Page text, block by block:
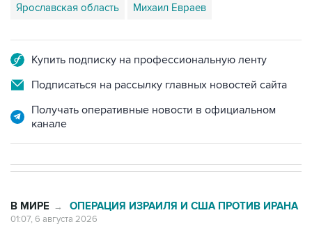
Ярославская область Михаил Евраев
Купить подписку на профессиональную ленту
Подписаться на рассылку главных новостей сайта
Получать оперативные новости в официальном
канале
В МИРЕ → ОПЕРАЦИЯ ИЗРАИЛЯ И США ПРОТИВ ИРАНА
01:07, 6 августа 2026